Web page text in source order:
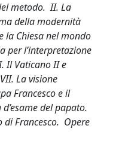
metodo. II. La
della modernità
la Chiesa nel mondo
per l’interpretazione
Il Vaticano II e
La visione
Francesco e il
del papato.
di Francesco. Opere